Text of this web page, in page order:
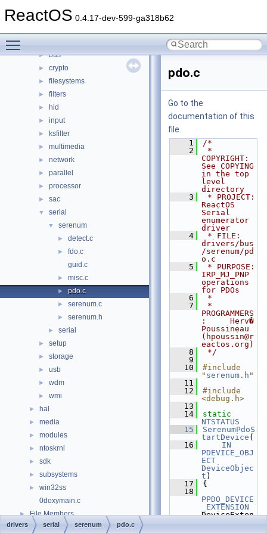
ReactOS 0.4.17-dev-599-ga318b62
► base
► bus
► crypto
► filesystems
► filters
► hid
► input
► ksfilter
► multimedia
► network
► parallel
► processor
► sac
▼ serial
▼ serenum
► detect.c
►
fdo.c
guid.c
► misc.c
► pdo.c
► serenum.c
► serenum.h
► serial
► setup
► storage
► usb
► wdm
► wmi
► hal
► media
► modules
► ntoskrnl
► sdk
► subsystems
►
win32ss
0doxymain.c
► File Members
► Examples
pdo.c
Go to the
documentation of this
file.
    1
/*
    2
*
COPYRIGHT:
See COPYING
in the top
level
directory
    3
* PROJECT:
ReactOS
Serial
enumerator
driver
    4
* FILE:
drivers/bus
/serenum/pd
o.c
    5
* PURPOSE:
IRP_MJ_PNP
operations
for PDOs
    6
*
    7
*
PROGRAMMERS
:     Herv�
Poussineau
(hpoussin@r
eactos.org)
    8
*/
    9
   10
#include
" serenum.h "
   11
   12
#include
<debug.h>
   13
   14
static
NTSTATUS
   15
SerenumPdoS
tartDevice (
   16
IN
PDEVICE_OBJ
ECT
DeviceObjec
t )
   17
{
   18
PPDO_DEVICE
_EXTENSION
DeviceExten
drivers serial serenum pdo.c